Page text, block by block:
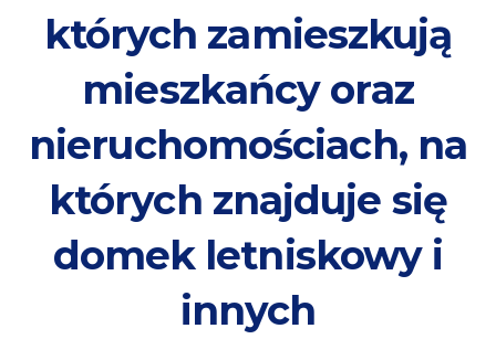
których zamieszkują
mieszkańcy oraz
nieruchomościach, na
których znajduje się
domek letniskowy i
innych